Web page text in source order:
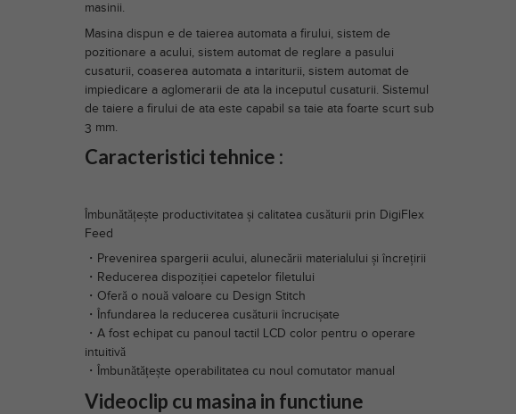
masinii.
Masina dispun e de taierea automata a firului, sistem de
pozitionare a acului, sistem automat de reglare a pasului
cusaturii, coaserea automata a intariturii, sistem automat de
impiedicare a aglomerarii de ata la inceputul cusaturii. Sistemul
de taiere a firului de ata este capabil sa taie ata foarte scurt sub
3 mm.
Caracteristici tehnice :
Îmbunătățește productivitatea și calitatea cusăturii prin DigiFlex
Feed
・Prevenirea spargerii acului, alunecării materialului și încrețirii
・Reducerea dispoziției capetelor filetului
・Oferă o nouă valoare cu Design Stitch
・Înfundarea la reducerea cusăturii încrucișate
・A fost echipat cu panoul tactil LCD color pentru o operare
intuitivă
・Îmbunătățește operabilitatea cu noul comutator manual
Videoclip cu masina in functiune